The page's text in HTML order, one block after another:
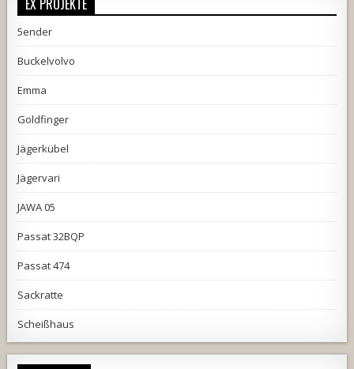
EX PROJEKTE
5ender
Buckelvolvo
Emma
Goldfinger
Jägerkübel
Jägervari
JAWA 05
Passat 32BQP
Passat 474
Sackratte
Scheißhaus